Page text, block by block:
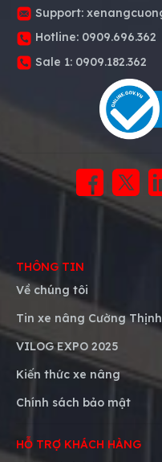
Support:
Hotline: 0909.696.362
Sale 1: 0909.182.362
THÔNG TIN
Về chúng tôi
Tin xe nâng Cường Thịnh
VILOG EXPO 2025
Kiến thức xe nâng
Chính sách bảo mật
HỖ TRỢ KHÁCH HÀNG